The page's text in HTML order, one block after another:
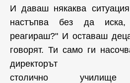
И даваш някаква
настъпва без да
реагираш?" И оставаш
говорят. Ти само ги
столично